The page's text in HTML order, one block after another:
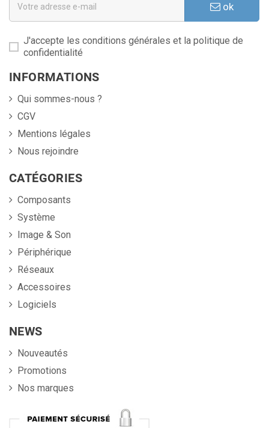
ok
J'accepte les conditions générales et la politique de
confidentialité
INFORMATIONS
Qui sommes-nous ?
CGV
Mentions légales
Nous rejoindre
CATÉGORIES
Composants
Système
Image & Son
Périphérique
Réseaux
Accessoires
Logiciels
NEWS
Nouveautés
Promotions
Nos marques